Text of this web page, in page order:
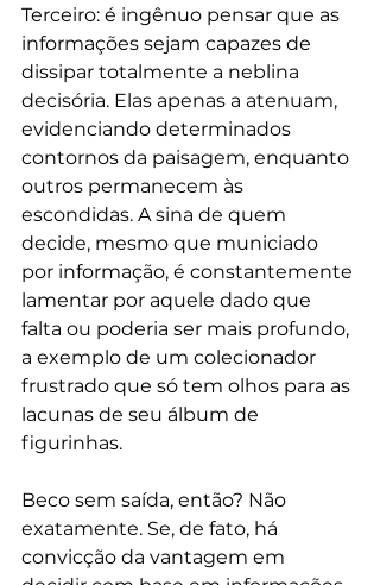
Terceiro: é ingênuo pensar que as
informações sejam capazes de
dissipar totalmente a neblina
decisória. Elas apenas a atenuam,
evidenciando determinados
contornos da paisagem, enquanto
outros permanecem às
escondidas. A sina de quem
decide, mesmo que municiado
por informação, é constantemente
lamentar por aquele dado que
falta ou poderia ser mais profundo,
a exemplo de um colecionador
frustrado que só tem olhos para as
lacunas de seu álbum de
figurinhas.
Beco sem saída, então? Não
exatamente. Se, de fato, há
convicção da vantagem em